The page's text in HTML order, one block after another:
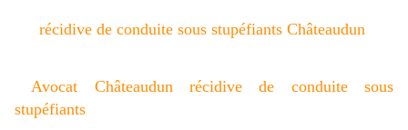
récidive de conduite sous stupéfiants Châteaudun
Avocat Châteaudun récidive de conduite sous
stupéfiants